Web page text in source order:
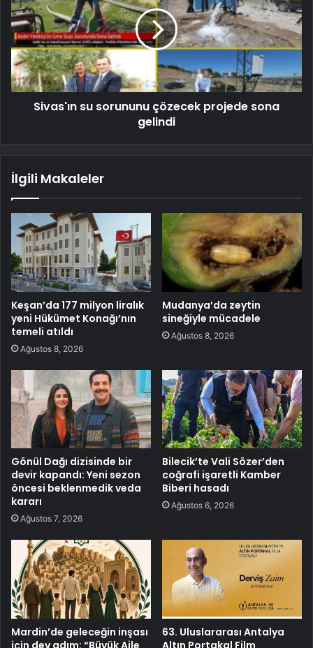
Sivas'ın su sorununu çözecek projede sona
gelindi
İlgili Makaleler
Keşan’da 177 milyon liralık
yeni Hükümet Konağı’nın
temeli atıldı
Ağustos 8, 2026
Mudanya’da zeytin
sineğiyle mücadele
Ağustos 8, 2026
Gönül Dağı dizisinde bir
devir kapandı: Yeni sezon
öncesi beklenmedik veda
kararı
Ağustos 7, 2026
Bilecik’te Vali Sözer’den
coğrafi işaretli Kamber
Biberi hasadı
Ağustos 6, 2026
Mardin’de geleceğin inşası
63. Uluslararası Antalya